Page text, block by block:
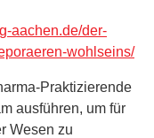
aachen.de/der-
wohlseins/
Praktizierende
ausführen, um für
Wesen zu